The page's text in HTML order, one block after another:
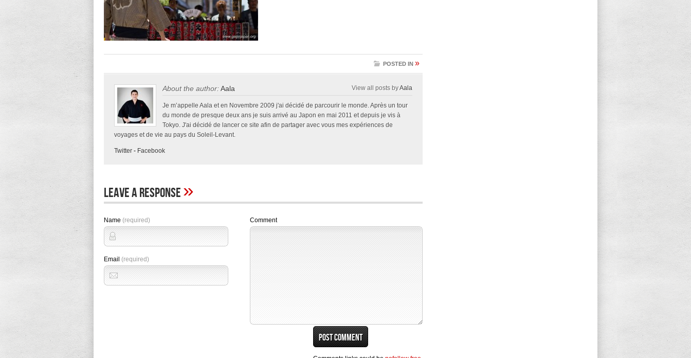
POSTED IN »
About the author:Aala View all posts byAala
Je m’appelle Aala et en Novembre 2009 j'ai décidé de parcourir le monde. Après un tour
du monde de presque deux ans je suis arrivé au Japon en mai 2011 et depuis je vis à
Tokyo. J'ai décidé de lancer ce site afin de partager avec vous mes expériences de
voyages et de vie au pays du Soleil-Levant.
Twitter - Facebook
Leave A Response»
Name (required)
Email (required)
Comment